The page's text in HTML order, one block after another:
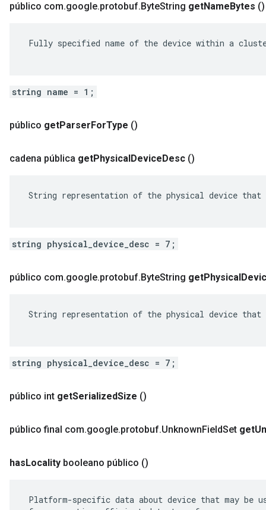
público com.google.protobuf.ByteString getNameBytes ()
Fully specified name of the device within a
string name = 1;
público getParserForType ()
cadena pública getPhysicalDeviceDesc ()
String representation of the physical device that
string physical_device_desc = 7;
público com.google.protobuf.ByteString getPhysical
String representation of the physical device that
string physical_device_desc = 7;
público int getSerializedSize ()
público final com.google.protobuf.UnknownFieldSet get
hasLocality booleano público ()
Platform-specific data about device that may be